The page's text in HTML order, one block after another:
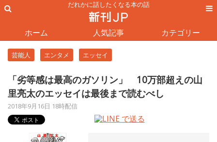
だれかに話したくなる本の話
ホーム 人気記事 カテゴリー
芸能人 エンタメ エッセイ
「劣等感は最高のガソリン」 10万部超えの山
里亮太のエッセイは最後まで読むべし
2018年9月16日 18時配信